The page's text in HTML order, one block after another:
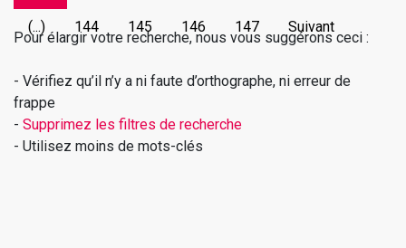
Pour élargir votre recherche, nous vous suggérons ceci :
- Vérifiez qu’il n’y a ni faute d’orthographe, ni erreur de
frappe
- Supprimez les filtres de recherche
- Utilisez moins de mots-clés
(...) 144 145 146 147 Suivant